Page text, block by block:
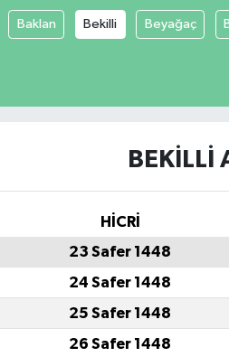
Baklan Bekilli Beyağaç
BEKILLI
HİCRİ
23 Safer 1448
24 Safer 1448
25 Safer 1448
26 Safer 1448